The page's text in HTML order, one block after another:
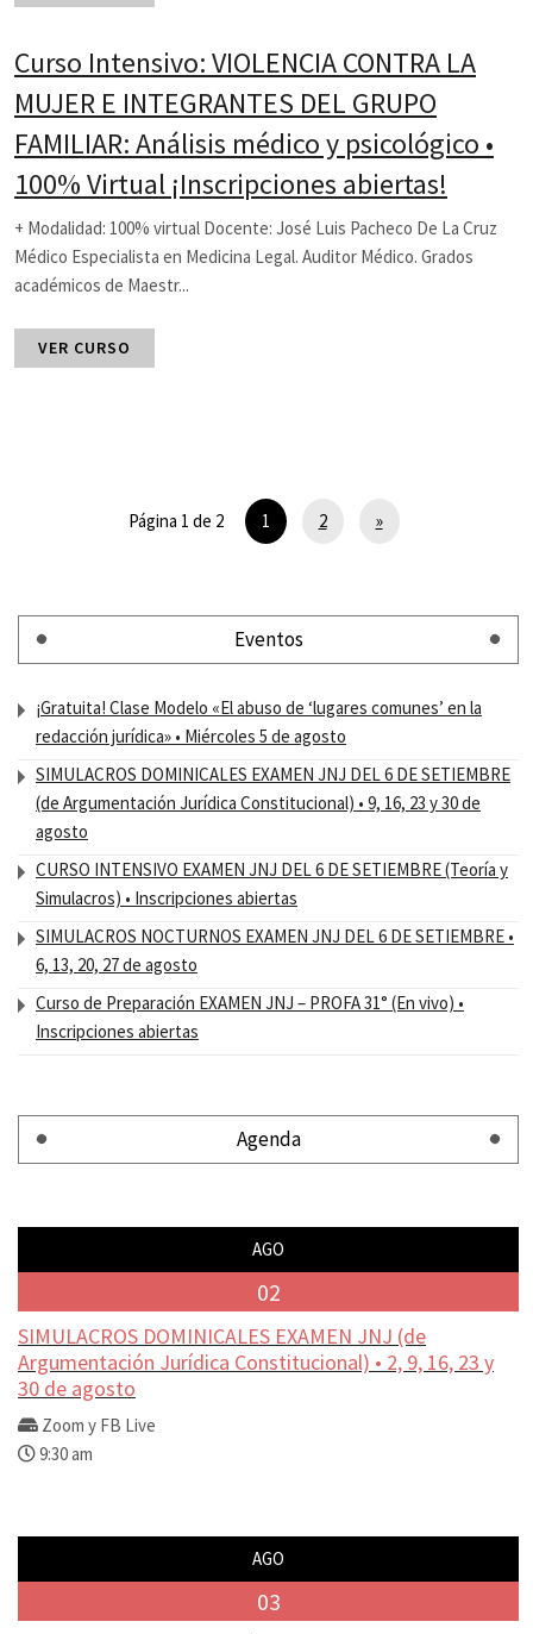
Curso Intensivo: VIOLENCIA CONTRA LA
MUJER E INTEGRANTES DEL GRUPO
FAMILIAR: Análisis médico y psicológico •
100% Virtual ¡Inscripciones abiertas!
+ Modalidad: 100% virtual Docente: José Luis Pacheco De La Cruz
Médico Especialista en Medicina Legal. Auditor Médico. Grados
académicos de Maestr...
VER CURSO
Página 1 de 2 1 2 »
Eventos
¡Gratuita! Clase Modelo «El abuso de ‘lugares comunes’ en la
redacción jurídica» • Miércoles 5 de agosto
SIMULACROS DOMINICALES EXAMEN JNJ DEL 6 DE SETIEMBRE
(de Argumentación Jurídica Constitucional) • 9, 16, 23 y 30 de
agosto
CURSO INTENSIVO EXAMEN JNJ DEL 6 DE SETIEMBRE (Teoría y
Simulacros) • Inscripciones abiertas
SIMULACROS NOCTURNOS EXAMEN JNJ DEL 6 DE SETIEMBRE •
6, 13, 20, 27 de agosto
Curso de Preparación EXAMEN JNJ – PROFA 31° (En vivo) •
Inscripciones abiertas
Agenda
AGO
02
SIMULACROS DOMINICALES EXAMEN JNJ (de
Argumentación Jurídica Constitucional) • 2, 9, 16, 23 y
30 de agosto
Zoom y FB Live
9:30 am
AGO
03